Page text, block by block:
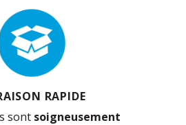
RAPIDE
sont soigneusement